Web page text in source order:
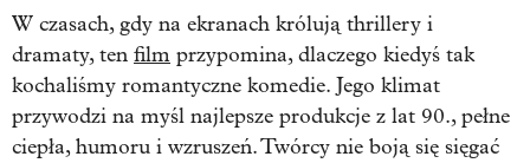
W czasach, gdy na ekranach królują thrillery i
dramaty, ten film przypomina, dlaczego kiedyś tak
kochaliśmy romantyczne komedie. Jego klimat
przywodzi na myśl najlepsze produkcje z lat 90., pełne
ciepła, humoru i wzruszeń. Twórcy nie boją się sięgać